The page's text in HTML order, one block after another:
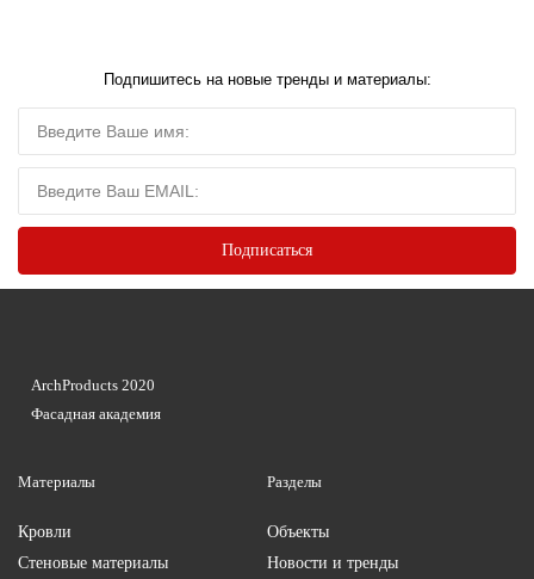
Подпишитесь на новые тренды и материалы:
Материалы
Кровли
Стеновые материалы
Разделы
Объекты
Новости и тренды
ArchProducts 2020
Фасадная академия